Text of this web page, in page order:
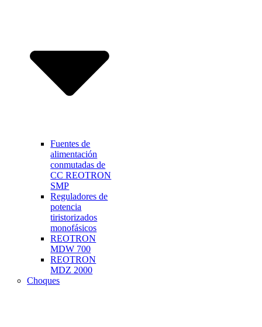
Fuentes de
alimentación
conmutadas de
CC REOTRON
SMP
Reguladores de
potencia
tiristorizados
monofásicos
REOTRON
MDW 700
REOTRON
MDZ 2000
Choques